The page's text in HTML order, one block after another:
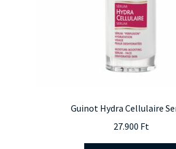
Guinot Hydra Cellulaire
27.900 Ft